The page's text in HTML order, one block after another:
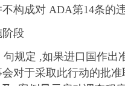
构成对 ADA第14条的
阶段
句规定 ,如果进口国作出
对于采取此行动的批